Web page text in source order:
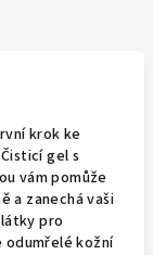
krok ke
gel s
vám pomůže
a zanechá vaši
pro
kožní